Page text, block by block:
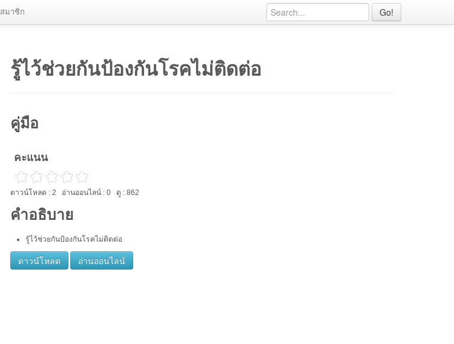
Go!
สมาชิก
รู้ไว้ช่วยกันป้องกันโรคไม่ติดต่อ
คู่มือ
คะแนน
ดาวน์โหลด : 2 อ่านออนไลน์ : 0 ดู : 862
คำอธิบาย
รู้ไว้ช่วยกันป้องกันโรคไม่ติดต่อ
ดาวน์โหลด อ่านออนไลน์